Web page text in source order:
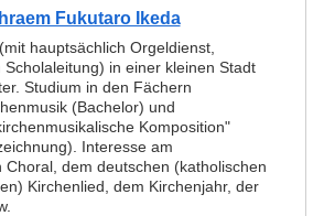
Fukutaro Ikeda
hauptsächlich Orgeldienst,
Scholaleitung) in einer kleinen Stadt
Studium in den Fächern
(Bachelor) und
Komposition"
Interesse am
Choral, dem deutschen (katholischen
Kirchenlied, dem Kirchenjahr, der